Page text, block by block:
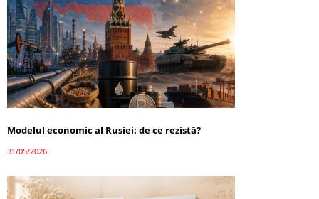
Modelul economic al Rusiei: de ce rezistă?
31/05/2026